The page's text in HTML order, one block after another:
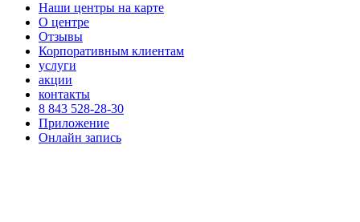
Наши центры на карте
О центре
Отзывы
Корпоративным клиентам
услуги
акции
контакты
8 843 528-28-30
Приложение
Онлайн запись